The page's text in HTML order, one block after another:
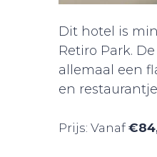
Dit hotel is
Retiro Park.
allemaal een
en
Prijs: Vanaf